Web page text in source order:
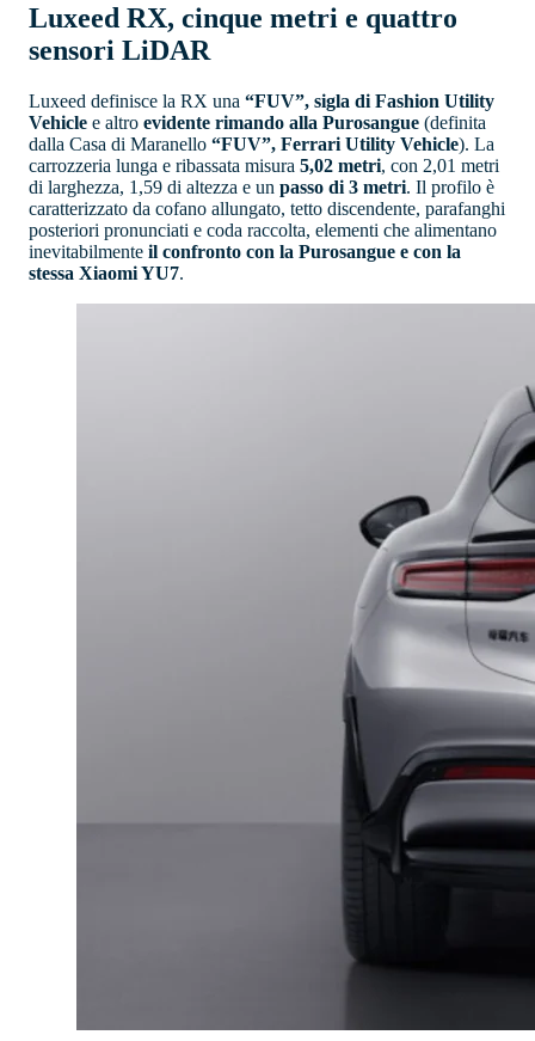
Luxeed RX, cinque metri e quattro
sensori LiDAR
Luxeed definisce la RX una “FUV”, sigla di Fashion Utility
Vehicle e altro evidente rimando alla Purosangue (definita
dalla Casa di Maranello “FUV”, Ferrari Utility Vehicle). La
carrozzeria lunga e ribassata misura 5,02 metri, con 2,01 metri
di larghezza, 1,59 di altezza e un passo di 3 metri. Il profilo è
caratterizzato da cofano allungato, tetto discendente, parafanghi
posteriori pronunciati e coda raccolta, elementi che alimentano
inevitabilmente il confronto con la Purosangue e con la
stessa Xiaomi YU7.